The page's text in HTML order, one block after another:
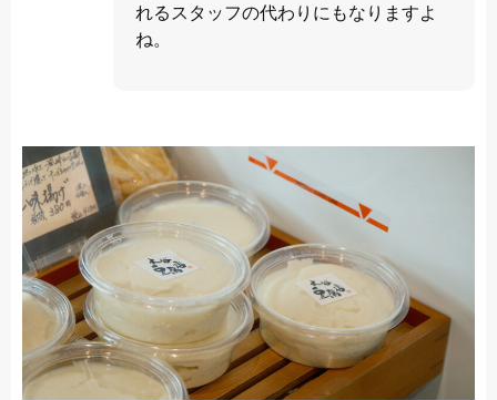
れるスタッフの代わりにもなりますよ
ね。